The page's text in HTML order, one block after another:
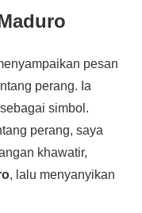
pesan
perang. Ia
simbol.
perang, saya
khawatir,
, lalu menyanyikan